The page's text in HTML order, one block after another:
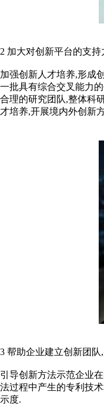
2 加大对创新平台的支
加强创新人才培养,形成
一批具有综合交叉能力
合理的研究团队,整体科
才培养,开展境内外创新
3 帮助企业建立创新团
引导创新方法示范企业
法过程中产生的专利技
示度.